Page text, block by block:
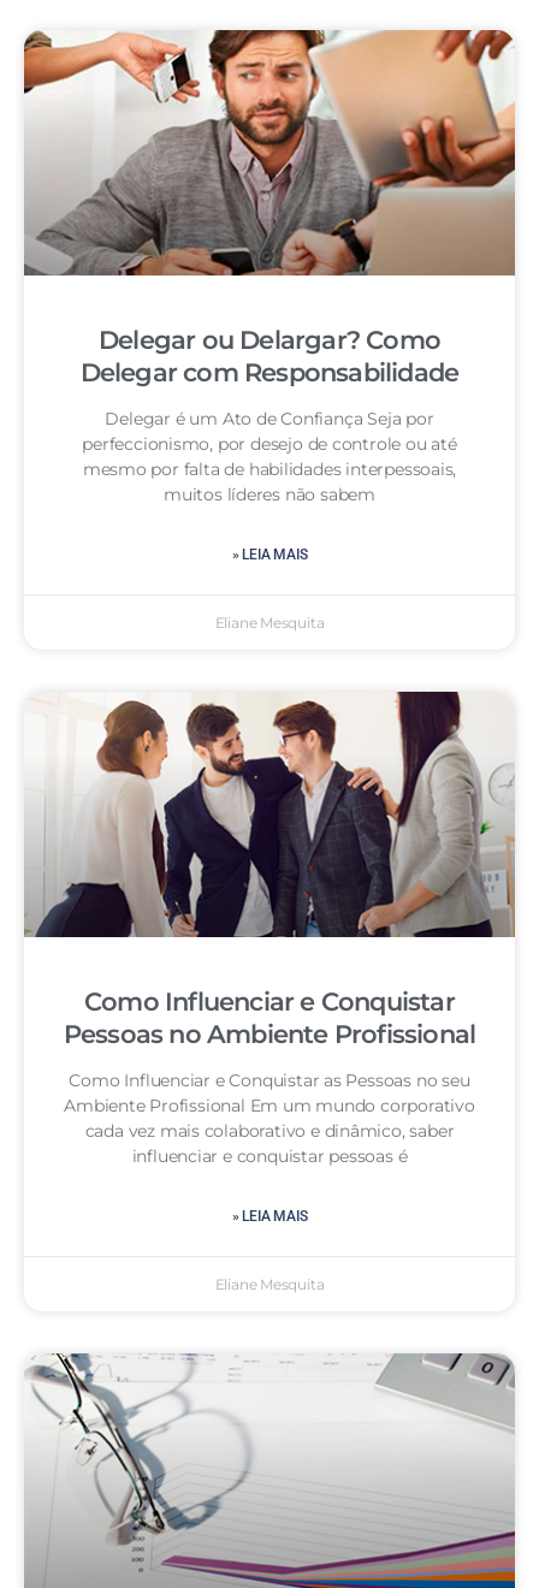
Delegar ou Delargar? Como
Delegar com Responsabilidade
Delegar é um Ato de Confiança Seja por
perfeccionismo, por desejo de controle ou até
mesmo por falta de habilidades interpessoais,
muitos líderes não sabem
» LEIA MAIS
Eliane Mesquita
Como Influenciar e Conquistar
Pessoas no Ambiente Profissional
Como Influenciar e Conquistar as Pessoas no seu
Ambiente Profissional Em um mundo corporativo
cada vez mais colaborativo e dinâmico, saber
influenciar e conquistar pessoas é
» LEIA MAIS
Eliane Mesquita